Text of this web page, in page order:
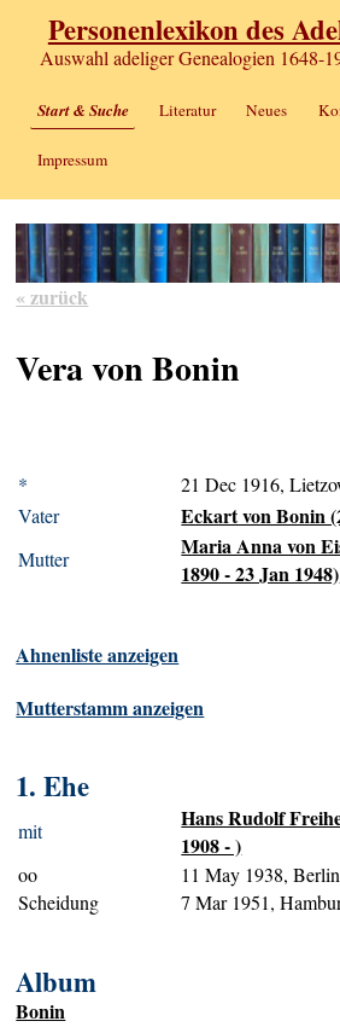
Personenlexikon des
Auswahl adeliger Genealogien 1648-
Start & Suche Literatur Neues
Impressum
« zurück
Vera von Bonin
*
21 Dec 1916,
Vater
Eckart von Bonin
Mutter
Maria Anna von
1890 - 23 Jan 1948)
Ahnenliste anzeigen
Mutterstamm anzeigen
1. Ehe
mit
Hans Rudolf
1908 - )
oo
11 May 1938, Berlin
Scheidung
7 Mar 1951,
Album
Bonin